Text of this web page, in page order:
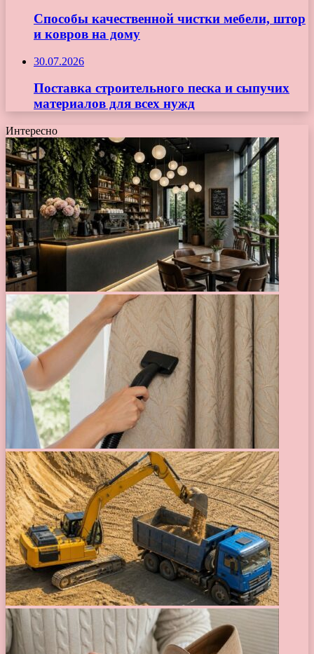
Способы качественной чистки мебели, штор
и ковров на дому
30.07.2026
Поставка строительного песка и сыпучих
материалов для всех нужд
Интересно